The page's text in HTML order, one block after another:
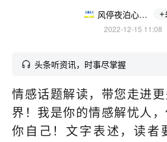
风停夜泊心理分析
2022-12-15 11:08
头条听资讯，时事尽掌握
情感话题解读，带您走进
界！我是你的情感解忧人
你自己！文字表述，读者